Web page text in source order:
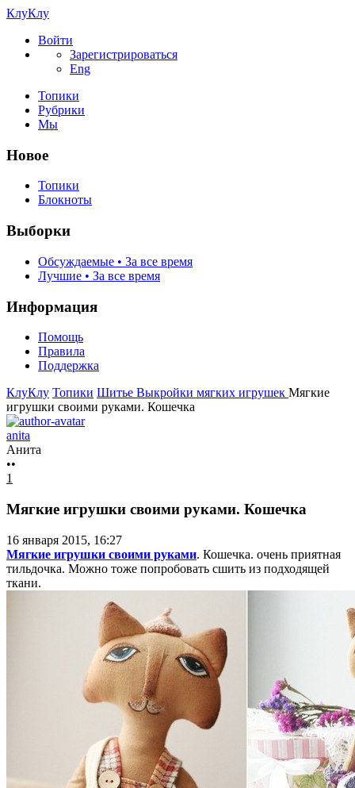
КлуКлу
Войти
Зарегистрироваться
Eng
Топики
Рубрики
Мы
Новое
Топики
Блокноты
Выборки
Обсуждаемые • За все время
Лучшие • За все время
Информация
Помощь
Правила
Поддержка
КлуКлу Топики Шитье Выкройки мягких игрушек Мягкие
игрушки своими руками. Кошечка
anita
Анита
••
1
Мягкие игрушки своими руками. Кошечка
16 января 2015, 16:27
Мягкие игрушки своими руками. Кошечка. очень приятная
тильдочка. Можно тоже попробовать сшить из подходящей
ткани.